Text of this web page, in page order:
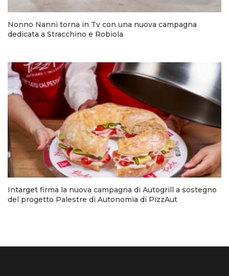
Nonno Nanni torna in Tv con una nuova campagna
dedicata a Stracchino e Robiola
Intarget firma la nuova campagna di Autogrill a sostegno
del progetto Palestre di Autonomia di PizzAut